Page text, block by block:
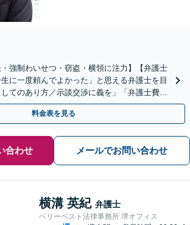
強制わいせつ・窃盗・横領に注力】【弁護士
に一度頼んでよかった」と思える弁護士を目
てのあり方／示談交渉に義を」「弁護士費用
に寄り添った金額設定
料金表を見る
合わせ メールでお問い合わせ
横溝 英紀 弁護士
ベリーベスト法律事務所 堺オフィス